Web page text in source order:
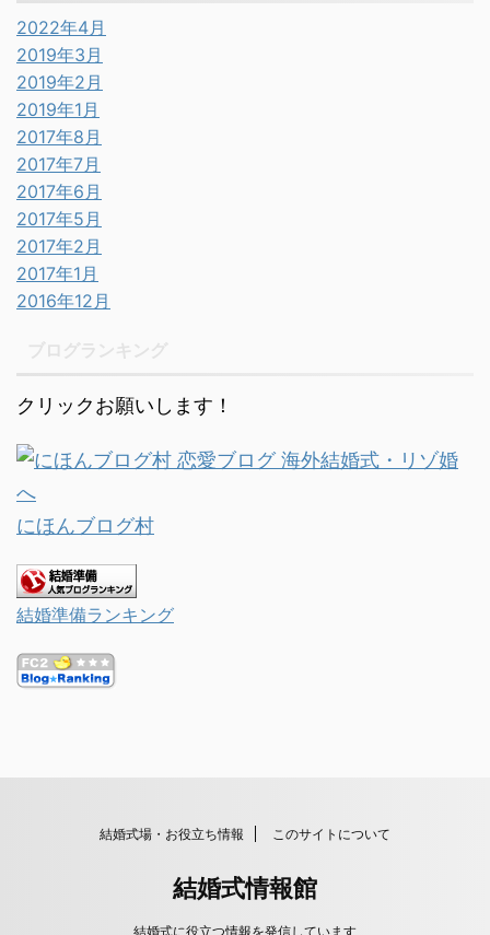
2022年4月
2019年3月
2019年2月
2019年1月
2017年8月
2017年7月
2017年6月
2017年5月
2017年2月
2017年1月
2016年12月
クリックお願いします！
にほんブログ村
結婚準備ランキング
結婚式場・お役立ち情報 このサイトについて
結婚式情報館
結婚式に役立つ情報を発信しています